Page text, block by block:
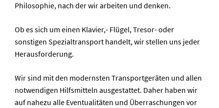
Philosophie, nach der wir arbeiten und denken.
Ob es sich um einen Klavier,- Flügel, Tresor- oder
sonstigen Spezialtransport handelt, wir stellen uns jeder
Herausforderung.
Wir sind mit den modernsten Transportgeräten und allen
notwendigen Hilfsmitteln ausgestattet. Daher haben wir
auf nahezu alle Eventualitäten und Überraschungen vor